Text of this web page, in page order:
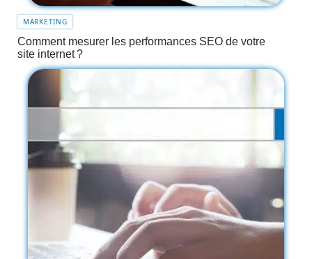
MARKETING
Comment mesurer les performances SEO de votre
site internet ?